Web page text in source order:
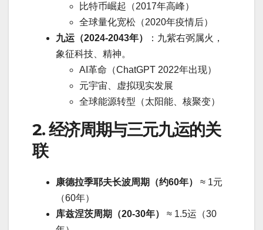
比特币崛起（2017年高峰）
全球量化宽松（2020年疫情后）
九运（2024-2043年）
：九紫右弼属火，
象征科技、精神。
AI革命（ChatGPT 2022年出现）
元宇宙、虚拟现实发展
全球能源转型（太阳能、核聚变）
2. 经济周期与三元九运的关
联
康德拉季耶夫长波周期（约60年）
≈ 1元
（60年）
库兹涅茨周期（20-30年）
≈ 1.5运（30